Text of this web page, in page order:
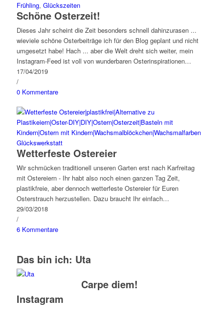
Frühling, Glückszeiten
Schöne Osterzeit!
Dieses Jahr scheint die Zeit besonders schnell dahinzurasen ...
wieviele schöne Osterbeiträge ich für den Blog geplant und nicht
umgesetzt habe! Hach ... aber die Welt dreht sich weiter, mein
Instagram-Feed ist voll von wunderbaren Osterinspirationen…
17/04/2019
/
0 Kommentare
Glückswerkstatt
Wetterfeste Ostereier
Wir schmücken traditionell unseren Garten erst nach Karfreitag
mit Ostereiern - Ihr habt also noch einen ganzen Tag Zeit,
plastikfreie, aber dennoch wetterfeste Ostereier für Euren
Osterstrauch herzustellen. Dazu braucht Ihr einfach…
29/03/2018
/
6 Kommentare
Das bin ich: Uta
Carpe diem!
Instagram